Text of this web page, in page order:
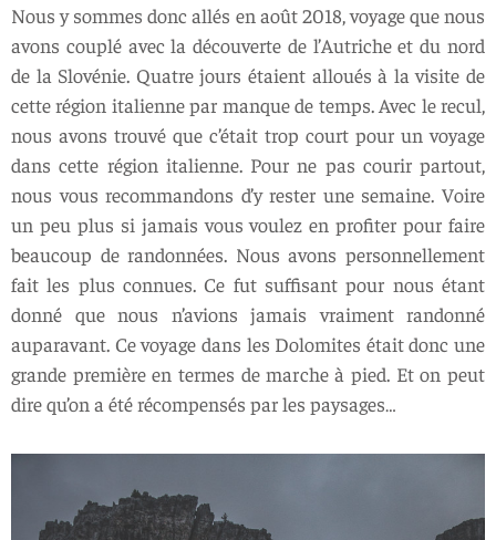
Nous y sommes donc allés en août 2018, voyage que nous
avons couplé avec la découverte de l’Autriche et du nord
de la Slovénie. Quatre jours étaient alloués à la visite de
cette région italienne par manque de temps. Avec le recul,
nous avons trouvé que c’était trop court pour un voyage
dans cette région italienne. Pour ne pas courir partout,
nous vous recommandons d’y rester une semaine. Voire
un peu plus si jamais vous voulez en profiter pour faire
beaucoup de randonnées. Nous avons personnellement
fait les plus connues. Ce fut suffisant pour nous étant
donné que nous n’avions jamais vraiment randonné
auparavant. Ce voyage dans les Dolomites était donc une
grande première en termes de marche à pied. Et on peut
dire qu’on a été récompensés par les paysages…